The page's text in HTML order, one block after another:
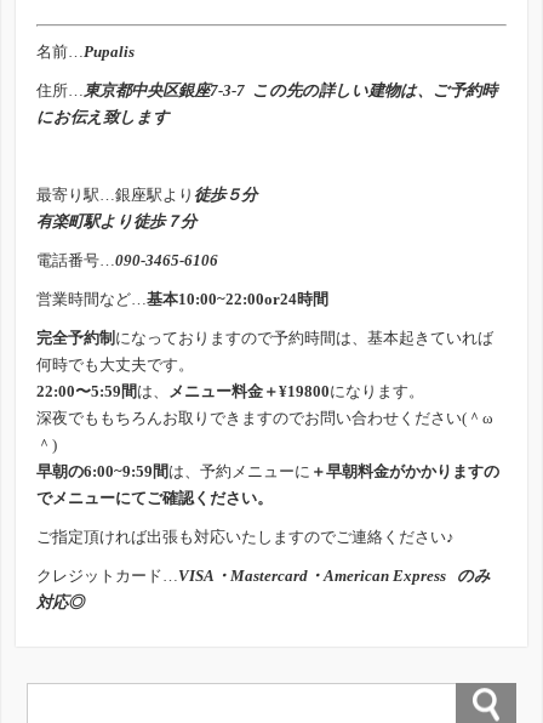
名前… Pupalis
住所…
東京都中央区銀座7-3-7 この先の詳しい建物は、ご予約時
にお伝え致します
最寄り駅…銀座駅より徒歩５分
有楽町駅より徒歩７分
電話番号…090-3465-6106
営業時間など…基本10:00~22:00or24時間
完全予約制 になっておりますので予約時間は、基本起きていれば
何時でも大丈夫です。
22:00〜5:59間は、 メニュー料金＋¥19800になります。
深夜でももちろんお取りできますのでお問い合わせください(＾ω
＾)
早朝の6:00~9:59間は、予約メニューに ＋早朝料金がかかりますの
でメニューにてご確認ください。
ご指定頂ければ出張も対応いたしますのでご連絡ください♪
クレジットカード… VISA・Mastercard・American Express のみ
対応◎